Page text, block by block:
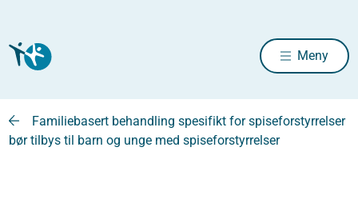
Meny
Familiebasert behandling spesifikt for spiseforstyrrelser
bør tilbys til barn og unge med spiseforstyrrelser